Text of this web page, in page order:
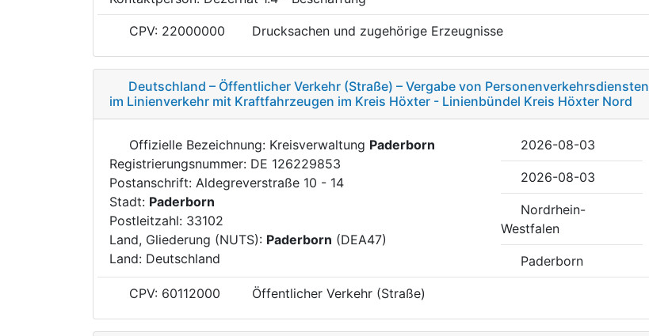
CPV: 22000000 Drucksachen und zugehörige Erzeugnisse
Deutschland – Öffentlicher Verkehr (Straße) – Vergabe von Personenverkehrsdiensten
im Linienverkehr mit Kraftfahrzeugen im Kreis Höxter - Linienbündel Kreis Höxter Nord
Offizielle Bezeichnung: Kreisverwaltung Paderborn
Registrierungsnummer: DE 126229853
Postanschrift: Aldegreverstraße 10 - 14
Stadt: Paderborn
Postleitzahl: 33102
Land, Gliederung (NUTS): Paderborn (DEA47)
Land: Deutschland
2026-08-03
2026-08-03
Nordrhein-
Westfalen
Paderborn
CPV: 60112000 Öffentlicher Verkehr (Straße)